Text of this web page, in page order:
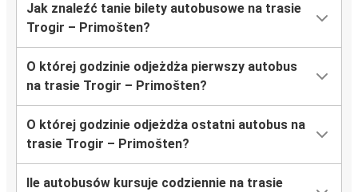
Jak znaleźć tanie bilety autobusowe na trasie
Trogir – Primošten?
O której godzinie odjeżdża pierwszy autobus
na trasie Trogir – Primošten?
O której godzinie odjeżdża ostatni autobus na
trasie Trogir – Primošten?
Ile autobusów kursuje codziennie na trasie